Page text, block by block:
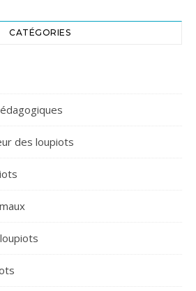
CATÉGORIES
des loupiots